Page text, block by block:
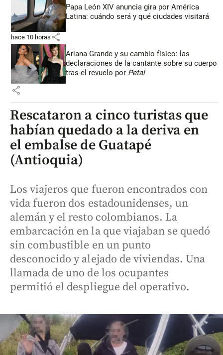
Papa León XIV anuncia gira por América
Latina: cuándo será y qué ciudades visitará
hace 10 horas share
Ariana Grande y su cambio físico: las
declaraciones de la cantante sobre su cuerpo
tras el revuelo por Petal
share
Rescataron a cinco turistas que
habían quedado a la deriva en
el embalse de Guatapé
(Antioquia)
Los viajeros que fueron encontrados con
vida fueron dos estadounidenses, un
alemán y el resto colombianos. La
embarcación en la que viajaban se quedó
sin combustible en un punto
desconocido y alejado de viviendas. Una
llamada de uno de los ocupantes
permitió el despliegue del operativo.